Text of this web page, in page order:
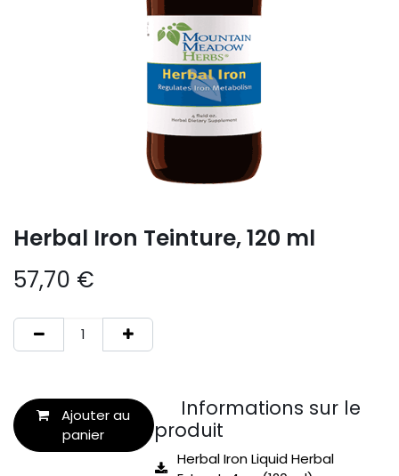
Herbal Iron Teinture, 120 ml
57,70 €
Ajouter au
panier
Informations sur le
produit
Herbal Iron Liquid Herbal